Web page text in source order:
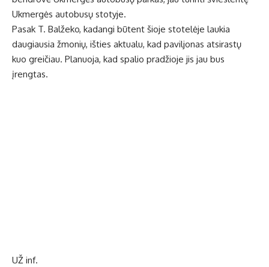
Ukmergės autobusų stotyje.
Pasak T. Balžeko, kadangi būtent šioje stotelėje laukia
daugiausia žmonių, išties aktualu, kad paviljonas atsirastų
kuo greičiau. Planuoja, kad spalio pradžioje jis jau bus
įrengtas.
UŽ inf.